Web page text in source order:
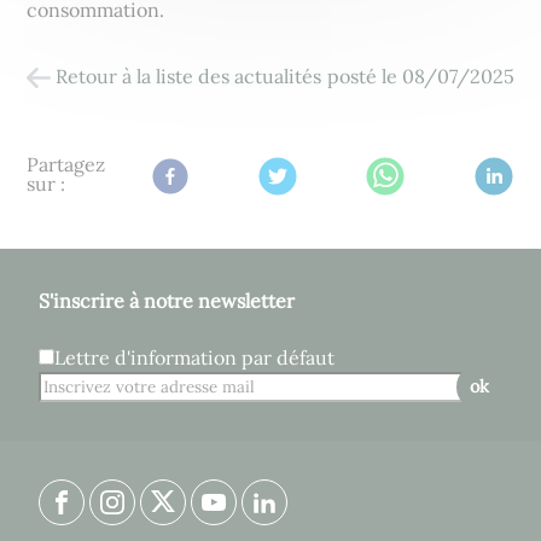
consommation.
Retour à la liste des actualités posté le 08/07/2025
Partagez
sur :
S'inscrire à notre newsletter
Lettre d'information par défaut
ok